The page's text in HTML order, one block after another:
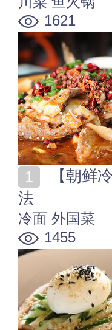
1621
法
冷面 外国菜
1455